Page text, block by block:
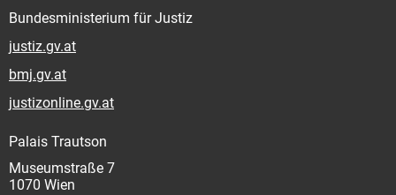
Bundesministerium für Justiz
justiz.gv.at
bmj.gv.at
justizonline.gv.at
Palais Trautson
Museumstraße 7
1070 Wien